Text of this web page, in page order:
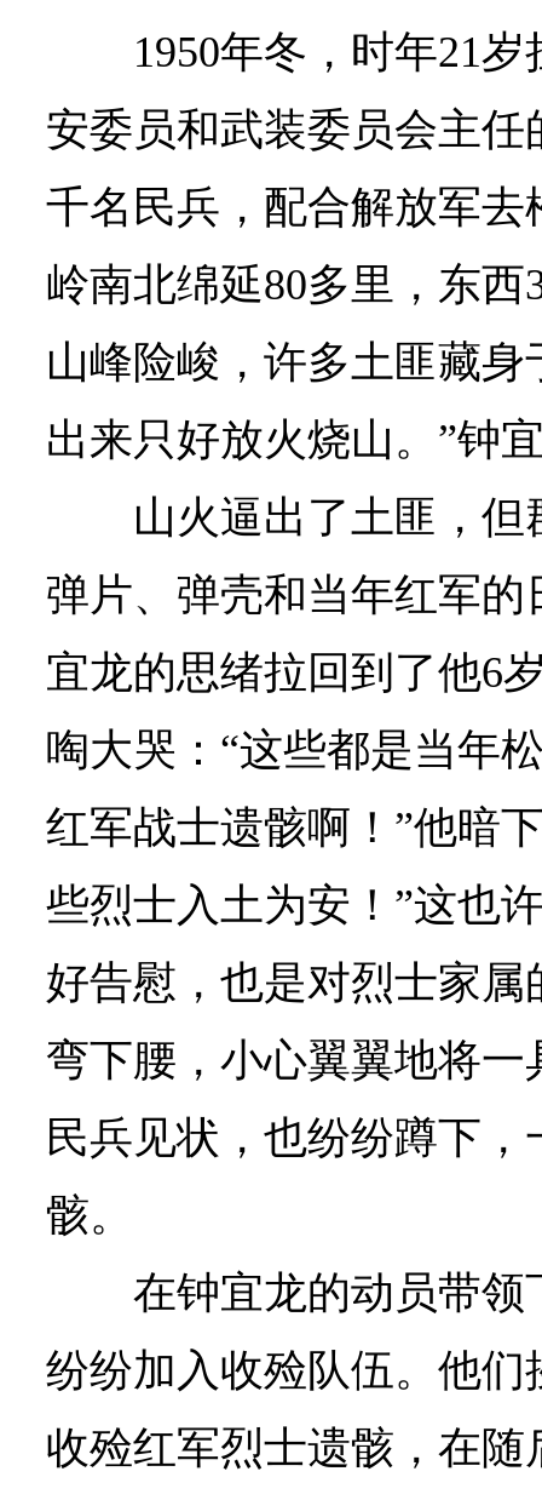
1950年冬，时年21
安委员和武装委员会主
千名民兵，配合解放军去
岭南北绵延80多里，东
山峰险峻，许多土匪藏
出来只好放火烧山。”钟
山火逼出了土匪，
弹片、弹壳和当年红军
宜龙的思绪拉回到了他6
啕大哭：“这些都是当年
红军战士遗骸啊！”他暗
些烈士入土为安！”这也
好告慰，也是对烈士家
弯下腰，小心翼翼地将
民兵见状，也纷纷蹲下
骸。
在钟宜龙的动员带
纷纷加入收殓队伍。他
收殓红军烈士遗骸，在随